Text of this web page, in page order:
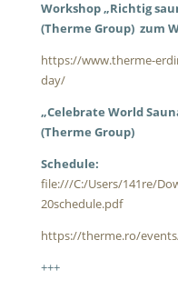
Workshop „Richtig
(Therme Group) zum
https://www.therme-
day/
„Celebrate World
(Therme Group)
Schedule:
file:///C:/Users/141re/
20schedule.pdf
https://therme.ro/
+++